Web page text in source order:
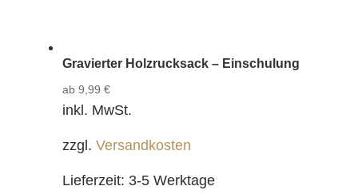
Gravierter Holzrucksack – Einschulung
ab 9,99 €
inkl. MwSt.
zzgl. Versandkosten
Lieferzeit: 3-5 Werktage